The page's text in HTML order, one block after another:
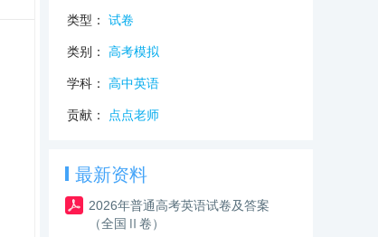
类型： 试卷
类别： 高考模拟
学科： 高中英语
贡献： 点点老师
最新资料
2026年普通高考英语试卷及答案
（全国Ⅱ卷）